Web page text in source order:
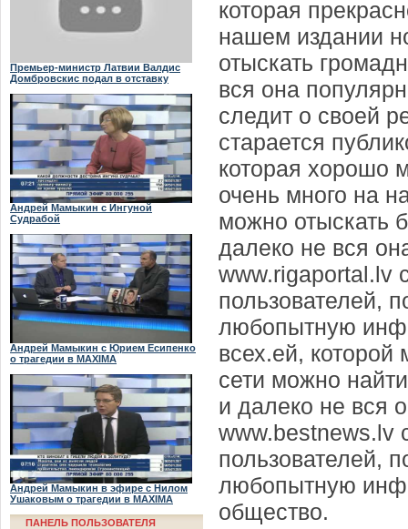
Премьер-министр Латвии Валдис
Домбровскис подал в отставку
Андрей Мамыкин с Ингуной
Судрабой
Андрей Мамыкин с Юрием Есипенко
о трагедии в MAXIMA
Андрей Мамыкин в эфире с Нилом
Ушаковым о трагедии в MAXIMA
ПАНЕЛЬ ПОЛЬЗОВАТЕЛЯ
которая
нашем издании
отыскать
вся она
следит о своей
старается
которая хорошо
очень много на
можно отыскать
далеко не вся
www.rigaportal.lv
пользователей,
любопытную
всех.ей,
сети можно
и далеко не вся
www.bestnews.lv
пользователей,
любопытную
общество.